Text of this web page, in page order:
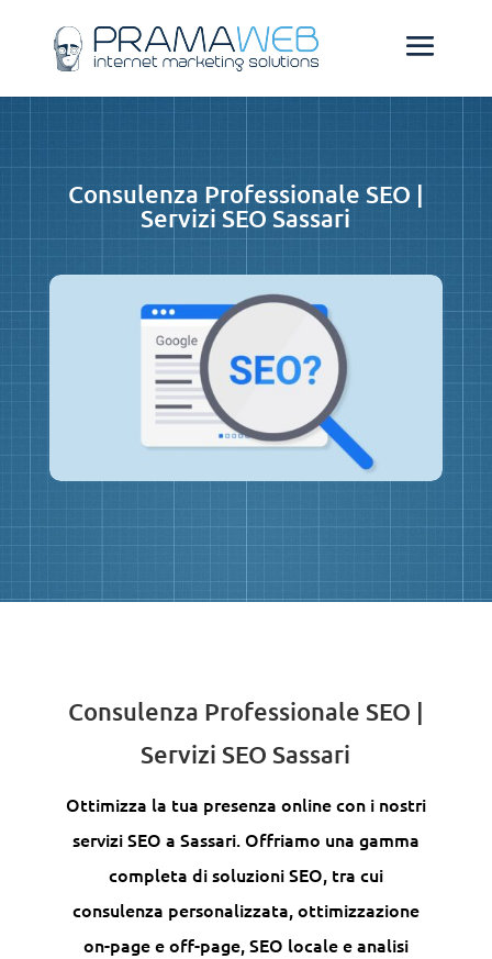
Consulenza Professionale SEO |
Servizi SEO Sassari
Consulenza Professionale SEO |
Servizi SEO Sassari
Ottimizza la tua presenza online con i nostri
servizi SEO a Sassari. Offriamo una gamma
completa di soluzioni SEO, tra cui
consulenza personalizzata, ottimizzazione
on-page e off-page, SEO locale e analisi